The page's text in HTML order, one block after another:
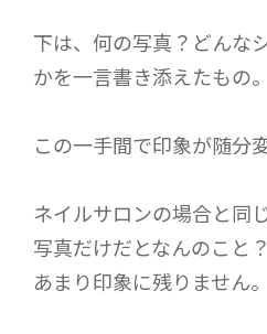
下は、何の写真？どんな
かを一言書き添えたもの。
この一手間で印象が随分
ネイルサロンの場合と同
写真だけだとなんのこと
あまり印象に残りません。